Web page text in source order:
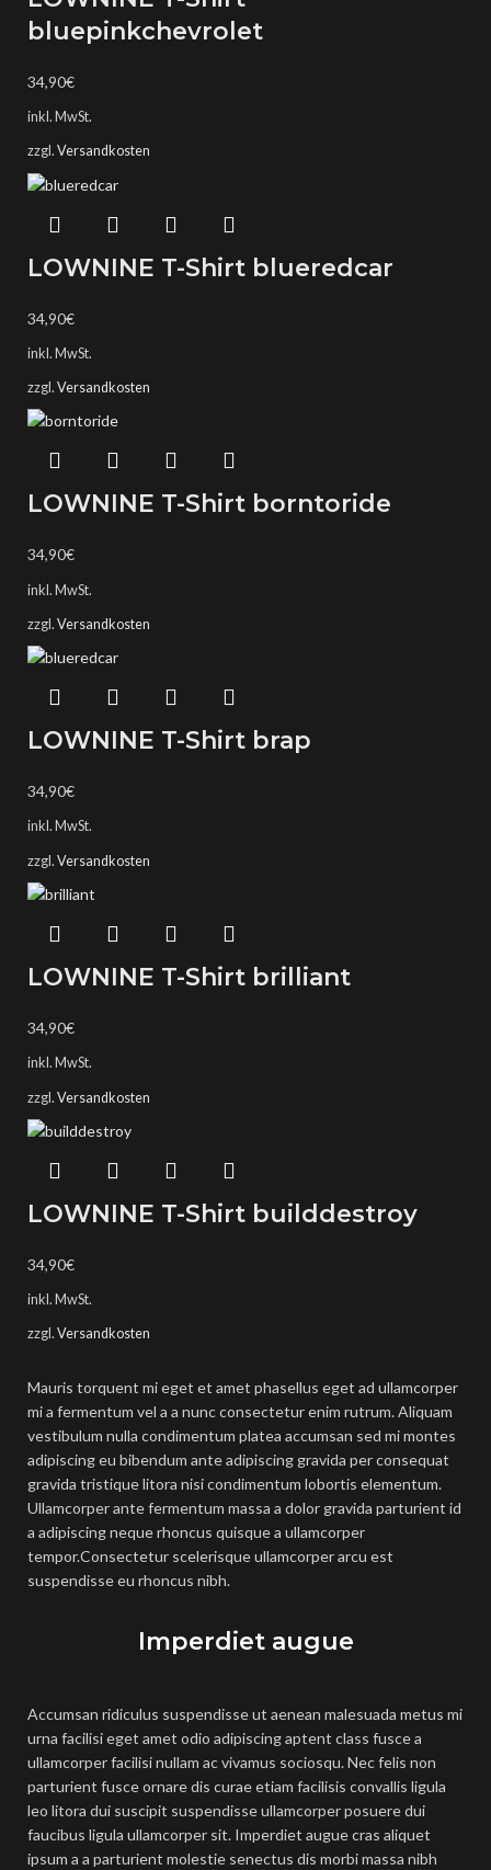
bluepinkchevrolet
34,90€
inkl. MwSt.
zzgl. Versandkosten
LOWNINE T-Shirt blueredcar
34,90€
inkl. MwSt.
zzgl. Versandkosten
LOWNINE T-Shirt borntoride
34,90€
inkl. MwSt.
zzgl. Versandkosten
LOWNINE T-Shirt brap
34,90€
inkl. MwSt.
zzgl. Versandkosten
LOWNINE T-Shirt brilliant
34,90€
inkl. MwSt.
zzgl. Versandkosten
LOWNINE T-Shirt builddestroy
34,90€
inkl. MwSt.
zzgl. Versandkosten
Mauris torquent mi eget et amet phasellus eget ad ullamcorper
mi a fermentum vel a a nunc consectetur enim rutrum. Aliquam
vestibulum nulla condimentum platea accumsan sed mi montes
adipiscing eu bibendum ante adipiscing gravida per consequat
gravida tristique litora nisi condimentum lobortis elementum.
Ullamcorper ante fermentum massa a dolor gravida parturient id
a adipiscing neque rhoncus quisque a ullamcorper
tempor.Consectetur scelerisque ullamcorper arcu est
suspendisse eu rhoncus nibh.
Imperdiet augue
Accumsan ridiculus suspendisse ut aenean malesuada metus mi
urna facilisi eget amet odio adipiscing aptent class fusce a
ullamcorper facilisi nullam ac vivamus sociosqu. Nec felis non
parturient fusce ornare dis curae etiam facilisis convallis ligula
leo litora dui suscipit suspendisse ullamcorper posuere dui
faucibus ligula ullamcorper sit. Imperdiet augue cras aliquet
ipsum a a parturient molestie senectus dis morbi massa nibh